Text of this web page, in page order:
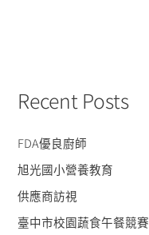
Recent Posts
FDA優良廚師
旭光國小營養教育
供應商訪視
臺中市校園蔬食午餐競賽